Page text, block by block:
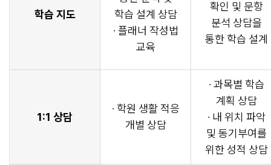
학습 지도
학습 설계 상담
· 플래너 작성법
교육
확인 및 문항
분석 상담을
통한 학습 설계
1:1 상담
· 학원 생활 적응
개별 상담
· 과목별 학습
계획 상담
· 내 위치 파악
및 동기부여를
위한 성적 상담